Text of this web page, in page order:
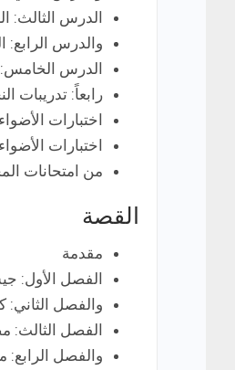
الدرس الثالث:
والدرس الرابع:
الدرس الخامس:
رابعاً: تدريبات
اختبارات الأضواء
اختبارات
من امتحانات
القصة
مقدمة
الفصل الأول:
والفصل
الفصل الثالث:
والفصل الرابع: